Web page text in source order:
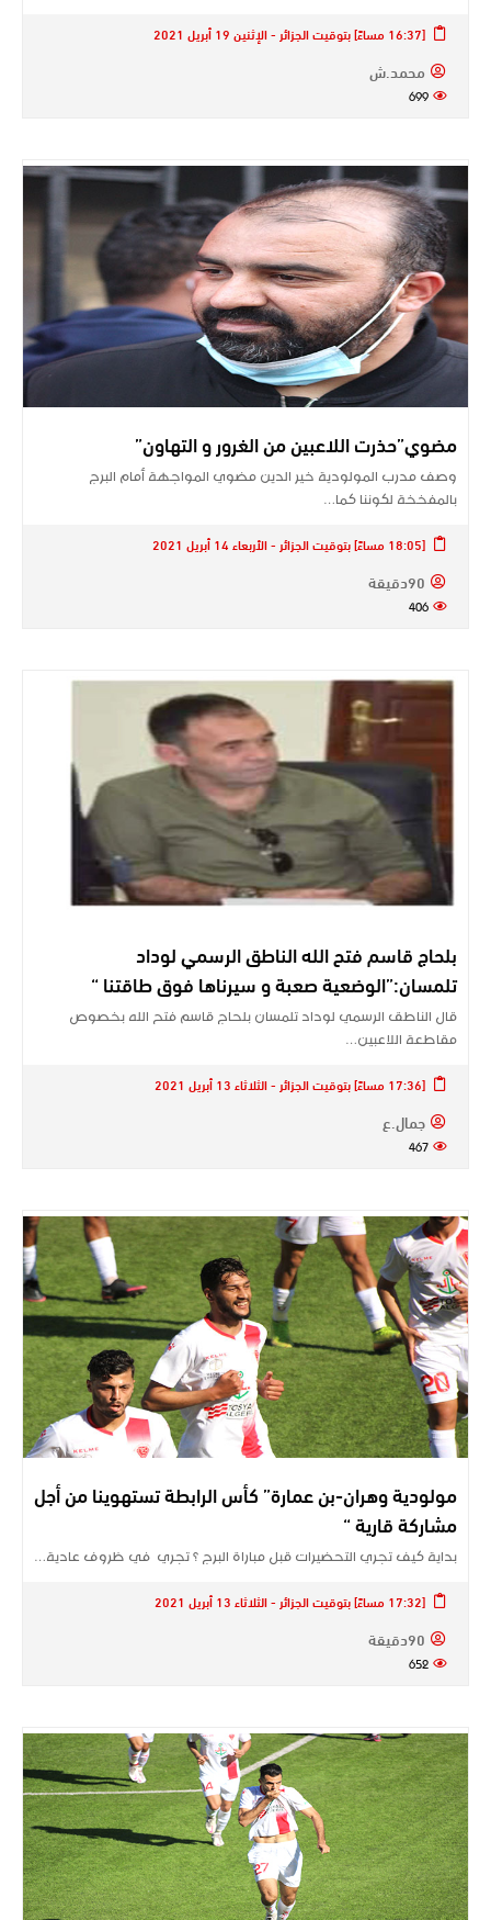
[16:37 مساءً] بتوقيت الجزائر - الإثنين 19 أبريل 2021
محمد.ش
699
مضوي”حذرت اللاعبين من الغرور و التهاون”
وصف مدرب المولودية خير الدين مضوي المواجهة أمام البرج
بالمفخخة لكوننا كما…
[18:05 مساءً] بتوقيت الجزائر - الأربعاء 14 أبريل 2021
90دقيقة
406
بلحاج قاسم فتح الله الناطق الرسمي لوداد
تلمسان:”الوضعية صعبة و سيرناها فوق طاقتنا “
قال الناطق الرسمي لوداد تلمسان بلحاج قاسم فتح الله بخصوص
مقاطعة اللاعبين…
[17:36 مساءً] بتوقيت الجزائر - الثلاثاء 13 أبريل 2021
جمال.ع
467
مولودية وهران-بن عمارة” كأس الرابطة تستهوينا من أجل
مشاركة قارية “
بداية كيف تجري التحضيرات قبل مباراة البرج ؟ تجري في ظروف عادية…
[17:32 مساءً] بتوقيت الجزائر - الثلاثاء 13 أبريل 2021
90دقيقة
652